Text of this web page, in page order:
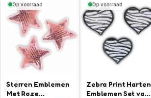
Op voorraad
Sterren Emblemen
Met Roze
Op voorraad
Zebra Print Harten
Emblemen Set van